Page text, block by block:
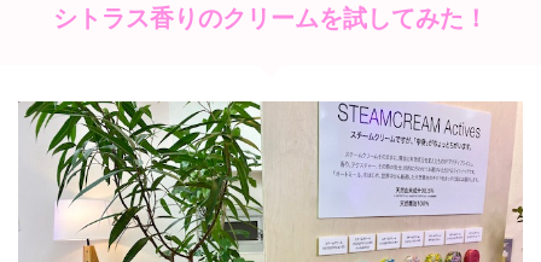
シトラス香りのクリームを試してみた！